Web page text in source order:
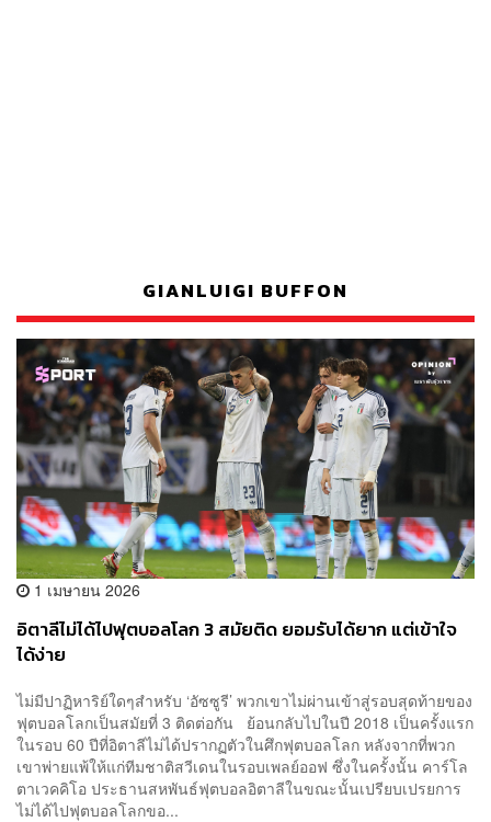
GIANLUIGI BUFFON
1 เมษายน 2026
อิตาลีไม่ได้ไปฟุตบอลโลก 3 สมัยติด ยอมรับได้ยาก แต่เข้าใจ
ได้ง่าย
ไม่มีปาฏิหาริย์ใดๆสำหรับ ‘อัซซูรี’ พวกเขาไม่ผ่านเข้าสู่รอบสุดท้ายของ
ฟุตบอลโลกเป็นสมัยที่ 3 ติดต่อกัน ย้อนกลับไปในปี 2018 เป็นครั้งแรก
ในรอบ 60 ปีที่อิตาลีไม่ได้ปรากฏตัวในศึกฟุตบอลโลก หลังจากที่พวก
เขาพ่ายแพ้ให้แก่ทีมชาติสวีเดนในรอบเพลย์ออฟ ซึ่งในครั้งนั้น คาร์โล
ตาเวคคิโอ ประธานสหพันธ์ฟุตบอลอิตาลีในขณะนั้นเปรียบเปรยการ
ไม่ได้ไปฟุตบอลโลกขอ...